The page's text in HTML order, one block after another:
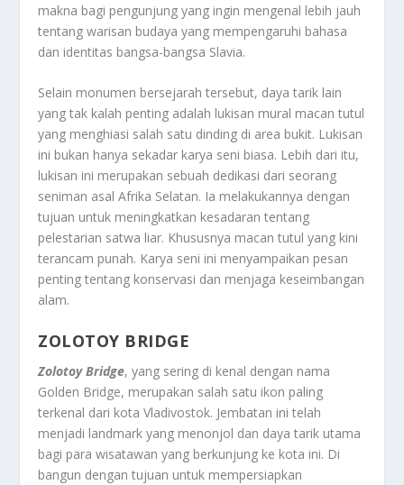
makna bagi pengunjung yang ingin mengenal lebih jauh
tentang warisan budaya yang mempengaruhi bahasa
dan identitas bangsa-bangsa Slavia.
Selain monumen bersejarah tersebut, daya tarik lain
yang tak kalah penting adalah lukisan mural macan tutul
yang menghiasi salah satu dinding di area bukit. Lukisan
ini bukan hanya sekadar karya seni biasa. Lebih dari itu,
lukisan ini merupakan sebuah dedikasi dari seorang
seniman asal Afrika Selatan. Ia melakukannya dengan
tujuan untuk meningkatkan kesadaran tentang
pelestarian satwa liar. Khususnya macan tutul yang kini
terancam punah. Karya seni ini menyampaikan pesan
penting tentang konservasi dan menjaga keseimbangan
alam.
ZOLOTOY BRIDGE
Zolotoy Bridge, yang sering di kenal dengan nama
Golden Bridge, merupakan salah satu ikon paling
terkenal dari kota Vladivostok. Jembatan ini telah
menjadi landmark yang menonjol dan daya tarik utama
bagi para wisatawan yang berkunjung ke kota ini. Di
bangun dengan tujuan untuk mempersiapkan